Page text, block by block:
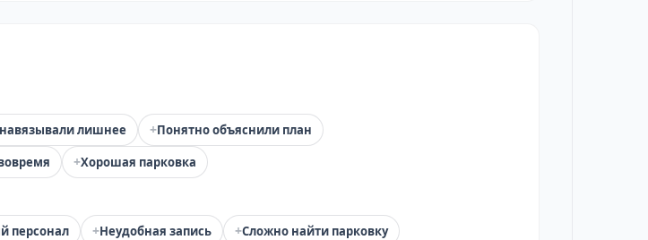
лишнее +Понятно объяснили план
+Хорошая парковка
персонал +Неудобная запись +Сложно найти парковку